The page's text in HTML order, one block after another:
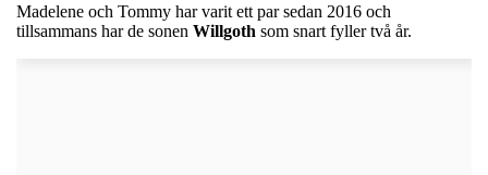
Madelene och Tommy har varit ett par sedan 2016 och
tillsammans har de sonen Willgoth som snart fyller två år.